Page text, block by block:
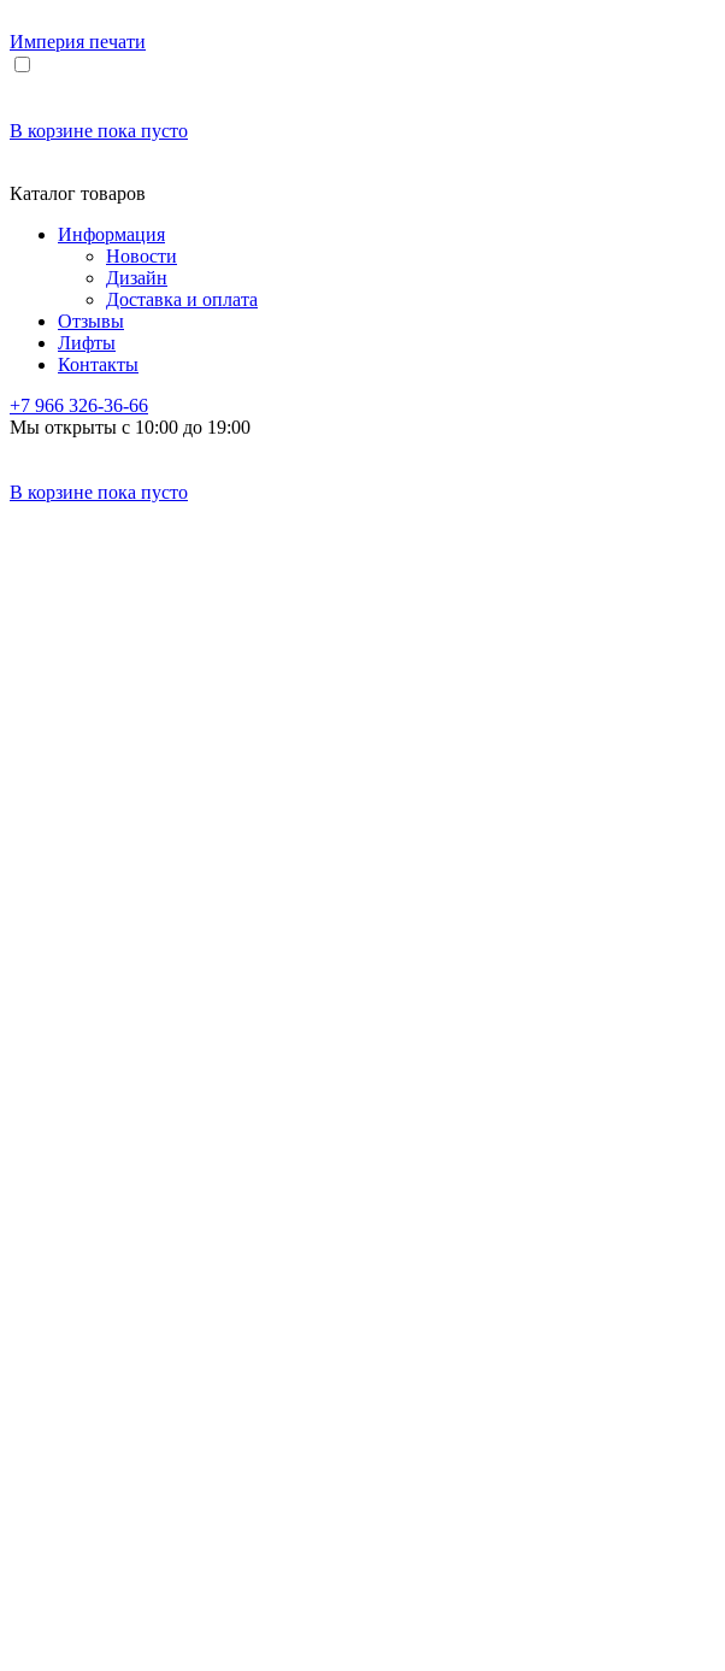
Империя печати
В корзине пока пусто
Каталог товаров
Информация
Новости
Дизайн
Доставка и оплата
Отзывы
Лифты
Контакты
+7 966 326-36-66
Мы открыты с 10:00 до 19:00
В корзине пока пусто